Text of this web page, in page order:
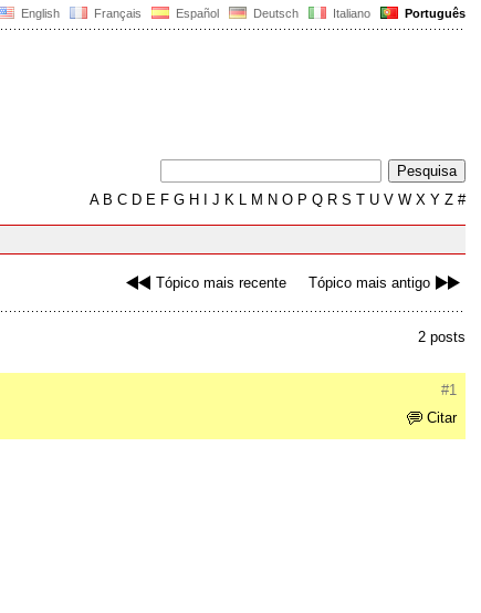
English Français Español Deutsch Italiano Português
AB C D E F G H J K L M N O P Q R S T U V W X Y Z #
Tópico mais recente Tópico mais antigo
2 posts
#1
Citar